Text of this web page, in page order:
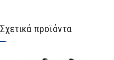
Σχετικά προϊόντα